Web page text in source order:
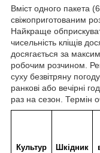
Вміст одного пакета
свіжоприготованим
Найкраще
чисельність кліщів
досягається за
робочим розчином.
суху безвітряну
ранкові або вечірні
раз на сезон. Термін
Культур
Шкідник